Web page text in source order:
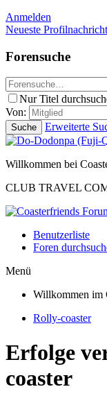
Anmelden
Neueste
Forensuche
Nur Titel
Von:
Suche Erweiterte
Willkommen bei
CLUB TRAVEL
Benutzerliste
Foren
Menü
Willkommen im
Rolly-coaster
Erfolge
coaster